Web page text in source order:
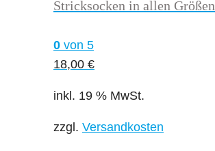
Stricksocken in allen Größen
0 von 5
18,00 €
inkl. 19 % MwSt.
zzgl. Versandkosten